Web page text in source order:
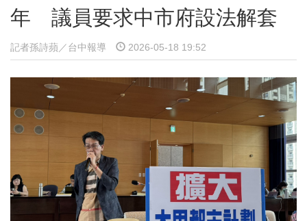
年 議員要求中市府設法解套
記者孫詩蘋／台中報導 2026-05-18 19:52